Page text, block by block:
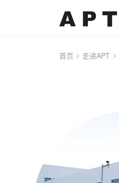
首页 走进APT